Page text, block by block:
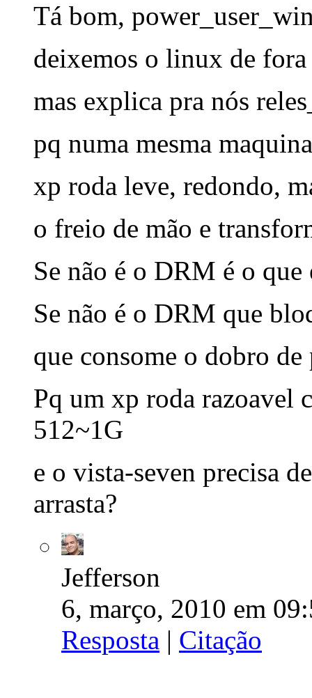
Tá bom,
deixemos o linux de fora
mas explica pra nós
pq numa mesma
xp roda leve, redondo,
o freio de mão e
Se não é o DRM é o que
Se não é o DRM que
que consome o dobro de
Pq um xp roda razoavel
512~1G
e o vista-seven precisa
arrasta?
Jefferson
6, março, 2010 em
Resposta | Citação